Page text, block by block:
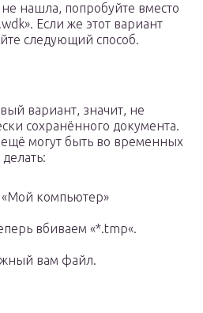
нашла, попробуйте вместо
Если же этот вариант
следующий способ.
вариант, значит, не
сохранённого документа.
могут быть во временных
компьютер»
вбиваем «*.tmp«.
вам файл.